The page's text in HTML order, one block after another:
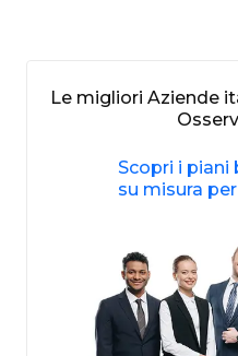
Le migliori Aziende
Scopri i piani
su misura